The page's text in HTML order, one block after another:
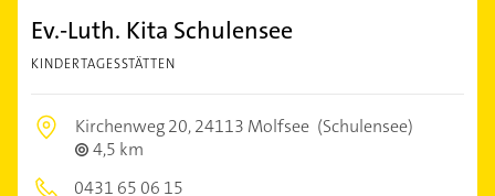
Ev.-Luth. Kita Schulensee
KINDERTAGESSTÄTTEN
Kirchenweg 20,24113 Molfsee (Schulensee)
4,5 km
0431 65 06 15